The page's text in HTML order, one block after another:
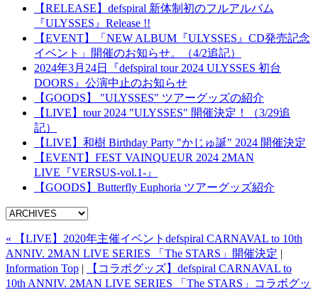
【RELEASE】defspiral 新体制初のフルアルバム
『ULYSSES』Release !!
【EVENT】「NEW ALBUM『ULYSSES』CD発売記念
イベント」開催のお知らせ。（4/2追記）
2024年3月24日『defspiral tour 2024 ULYSSES 初台
DOORS』公演中止のお知らせ
【GOODS】 "ULYSSES" ツアーグッズの紹介
【LIVE】tour 2024 "ULYSSES" 開催決定！（3/29追
記）
【LIVE】和樹 Birthday Party "かじゅ誕" 2024 開催決定
【EVENT】FEST VAINQUEUR 2024 2MAN
LIVE『VERSUS-vol.1-』
【GOODS】Butterfly Euphoria ツアーグッズ紹介
« 【LIVE】2020年主催イベントdefspiral CARNAVAL to 10th
ANNIV. 2MAN LIVE SERIES 「The STARS」開催決定 |
Information Top |
【コラボグッズ】defspiral CARNAVAL to
10th ANNIV. 2MAN LIVE SERIES 「The STARS」コラボグッ